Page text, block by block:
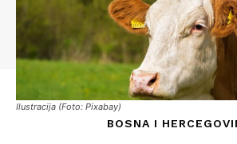
Ilustracija (Foto: Pixabay)
BOSNA I